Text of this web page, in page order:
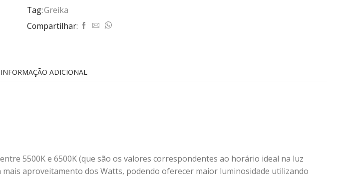
Tag:Greika
Compartilhar:
INFORMAÇÃO ADICIONAL
5500K e 6500K (que são os valores correspondentes ao horário ideal na luz
mais aproveitamento dos Watts, podendo oferecer maior luminosidade utilizando